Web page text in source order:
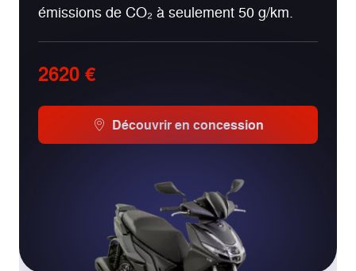
émissions de CO₂ à seulement 50 g/km.
2620 €
Découvrir en concession